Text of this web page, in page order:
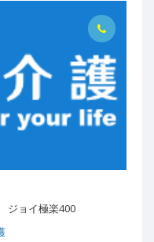
ジョイ極楽400